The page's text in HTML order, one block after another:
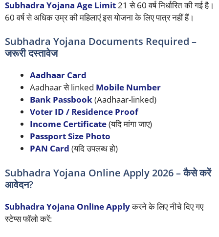
Subhadra Yojana Age Limit 21 से 60 वर्ष निर्धारित की गई है।
60 वर्ष से अधिक उम्र की महिलाएं इस योजना के लिए पात्र नहीं हैं।
Subhadra Yojana Documents Required –
जरूरी दस्तावेज
Aadhaar Card
Aadhaar से linked Mobile Number
Bank Passbook(Aadhaar-linked)
Voter ID / Residence Proof
Income Certificate(यदि मांगा जाए)
Passport Size Photo
PAN Card (यदि उपलब्ध हो)
Subhadra Yojana Online Apply 2026 – कैसे करें
आवेदन?
Subhadra Yojana Online Applyकरने के लिए नीचे दिए गए
स्टेप्स फॉलो करें: